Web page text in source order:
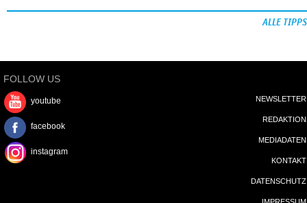
ALLE TIPPS
FOLLOW US
youtube
facebook
instagram
NEWSLETTER
REDAKTION
MEDIADATEN
KONTAKT
DATENSCHUTZ